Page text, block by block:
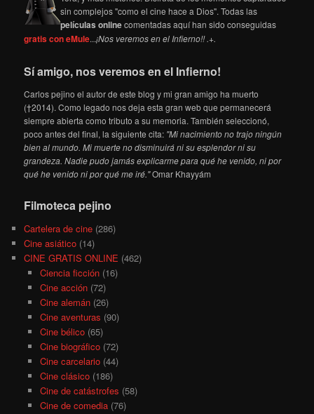
sin complejos "como el cine hace a Dios". Todas las
películas onlinecomentadas aquí han sido conseguidas
gratis con eMule...¡Nos veremos en el Infierno!! .+.
Sí amigo, nos veremos en el Infierno!
Carlos pejino el autor de este blog y mi gran amigo ha muerto
(†2014). Como legado nos deja esta gran web que permanecerá
siempre abierta como tributo a su memoria. También seleccionó,
poco antes del final, la siguiente cita: "Mi nacimiento no trajo ningún
bien al mundo. Mi muerte no disminuirá ni su esplendor ni su
grandeza. Nadie pudo jamás explicarme para qué he venido, ni por
qué he venido ni por qué me iré."Omar Khayyám
Filmoteca pejino
Cartelera de cine (286)
Cine asiático (14)
CINE GRATIS ONLINE (462)
Ciencia ficción(16)
Cine acción(72)
Cine alemán(26)
Cine aventuras (90)
Cine bélico(65)
Cine biográfico(72)
Cine carcelario(44)
Cine clásico(186)
Cine de catástrofes (58)
Cine de comedia(76)